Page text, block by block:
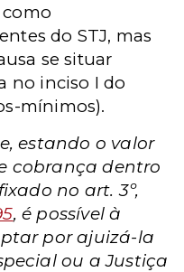
como
do STJ, mas
se situar
no inciso I do
mínimos).
estando o valor
cobrança dentro
no art. 3º,
, é possível à
por ajuizá-la
ou a Justiça